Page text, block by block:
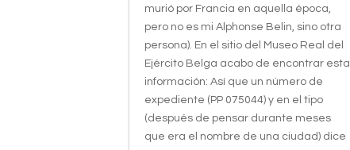
murió por Francia en aquella época,
pero no es mi Alphonse Belin, sino otra
persona). En el sitio del Museo Real del
Ejército Belga acabo de encontrar esta
información: Así que un número de
expediente (PP 075044) y en el tipo
(después de pensar durante meses
que era el nombre de una ciudad) dice